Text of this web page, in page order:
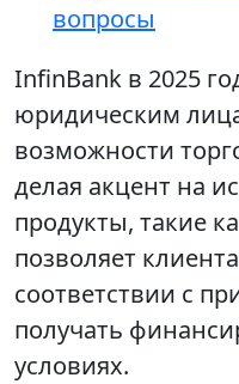
вопросы
InfinBank в 2025
юридическим
возможности
делая акцент на
продукты, такие
позволяет
соответствии с
получать
условиях.